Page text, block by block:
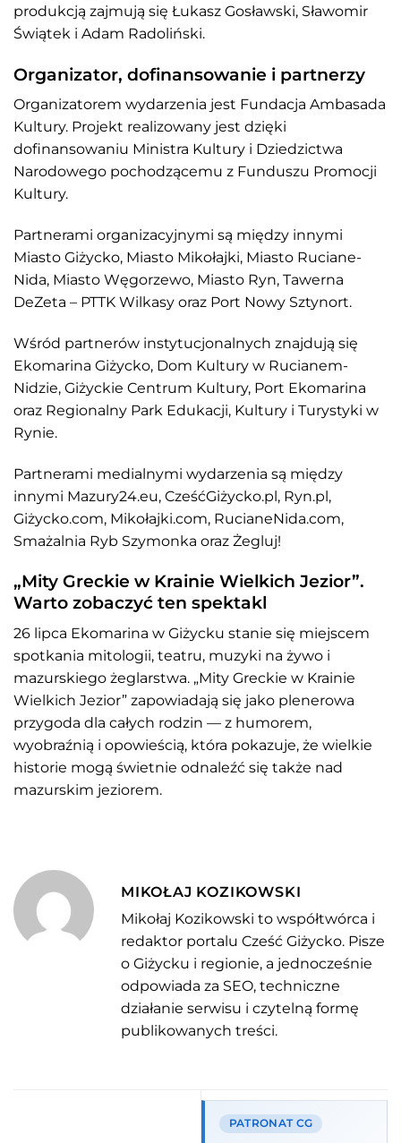
produkcją zajmują się Łukasz Gosławski, Sławomir
Świątek i Adam Radoliński.
Organizator, dofinansowanie i partnerzy
Organizatorem wydarzenia jest Fundacja Ambasada
Kultury. Projekt realizowany jest dzięki
dofinansowaniu Ministra Kultury i Dziedzictwa
Narodowego pochodzącemu z Funduszu Promocji
Kultury.
Partnerami organizacyjnymi są między innymi
Miasto Giżycko, Miasto Mikołajki, Miasto Ruciane-
Nida, Miasto Węgorzewo, Miasto Ryn, Tawerna
DeZeta – PTTK Wilkasy oraz Port Nowy Sztynort.
Wśród partnerów instytucjonalnych znajdują się
Ekomarina Giżycko, Dom Kultury w Rucianem-
Nidzie, Giżyckie Centrum Kultury, Port Ekomarina
oraz Regionalny Park Edukacji, Kultury i Turystyki w
Rynie.
Partnerami medialnymi wydarzenia są między
innymi Mazury24.eu, CześćGiżycko.pl, Ryn.pl,
Giżycko.com, Mikołajki.com, RucianeNida.com,
Smażalnia Ryb Szymonka oraz Żegluj!
„Mity Greckie w Krainie Wielkich Jezior”.
Warto zobaczyć ten spektakl
26 lipca Ekomarina w Giżycku stanie się miejscem
spotkania mitologii, teatru, muzyki na żywo i
mazurskiego żeglarstwa. „Mity Greckie w Krainie
Wielkich Jezior” zapowiadają się jako plenerowa
przygoda dla całych rodzin — z humorem,
wyobraźnią i opowieścią, która pokazuje, że wielkie
historie mogą świetnie odnaleźć się także nad
mazurskim jeziorem.
MIKOŁAJ KOZIKOWSKI
Mikołaj Kozikowski to współtwórca i
redaktor portalu Cześć Giżycko. Pisze
o Giżycku i regionie, a jednocześnie
odpowiada za SEO, techniczne
działanie serwisu i czytelną formę
publikowanych treści.
PATRONAT CG